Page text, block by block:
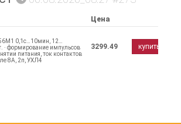
Цена
0,1с…10мин, 12…
· формирование импульсов
питания, ток контактов
8А, 2п, УХЛ4
3299.49 купить